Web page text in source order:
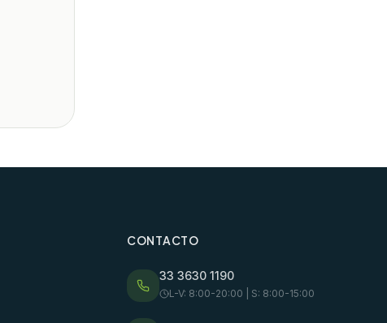
CONTACTO
33 3630 1190
L-V: 8:00-20:00 | S: 8:00-15:00